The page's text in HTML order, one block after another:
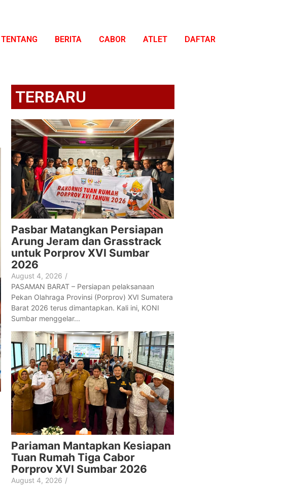
TENTANG BERITA CABOR ATLET DAFTAR
TERBARU
Pasbar Matangkan Persiapan
Arung Jeram dan Grasstrack
untuk Porprov XVI Sumbar
2026
August 4, 2026 /
PASAMAN BARAT – Persiapan pelaksanaan
Pekan Olahraga Provinsi (Porprov) XVI Sumatera
Barat 2026 terus dimantapkan. Kali ini, KONI
Sumbar menggelar...
Pariaman Mantapkan Kesiapan
Tuan Rumah Tiga Cabor
Porprov XVI Sumbar 2026
August 4, 2026 /